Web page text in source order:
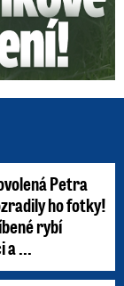
Petra
ho fotky!
rybí
a ...